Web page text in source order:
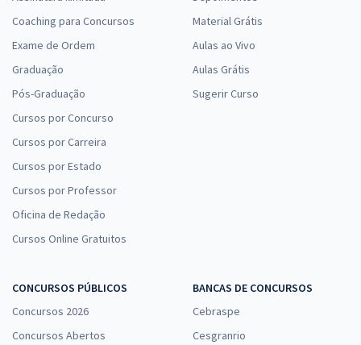
Coaching para Concursos
Exame de Ordem
Graduação
Pós-Graduação
Cursos por Concurso
Cursos por Carreira
Cursos por Estado
Cursos por Professor
Oficina de Redação
Cursos Online Gratuitos
Material Grátis
Aulas ao Vivo
Aulas Grátis
Sugerir Curso
CONCURSOS PÚBLICOS
Concursos 2026
Concursos Abertos
BANCAS DE CONCURSOS
Cebraspe
Cesgranrio